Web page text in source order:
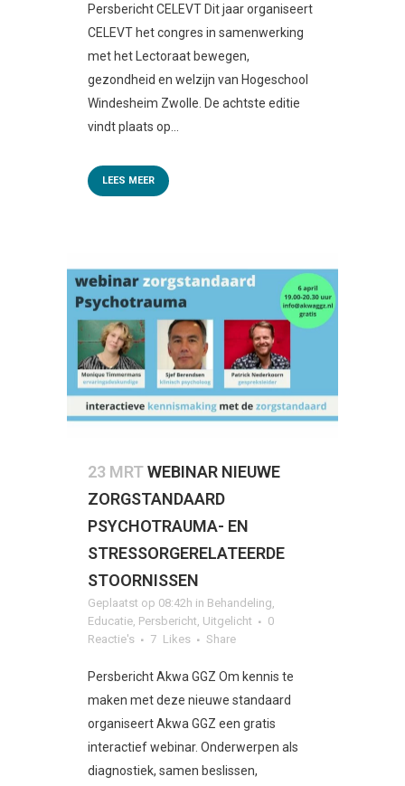
Persbericht CELEVT Dit jaar organiseert
CELEVT het congres in samenwerking
met het Lectoraat bewegen,
gezondheid en welzijn van Hogeschool
Windesheim Zwolle. De achtste editie
vindt plaats op...
LEES MEER
23 MRTWEBINAR NIEUWE
ZORGSTANDAARD
PSYCHOTRAUMA- EN
STRESSORGERELATEERDE
STOORNISSEN
Geplaatst op 08:42h in Behandeling,
Educatie, Persbericht, Uitgelicht
0
Reactie's
7 Likes Share
Persbericht Akwa GGZ Om kennis te
maken met deze nieuwe standaard
organiseert Akwa GGZ een gratis
interactief webinar. Onderwerpen als
diagnostiek, samen beslissen,